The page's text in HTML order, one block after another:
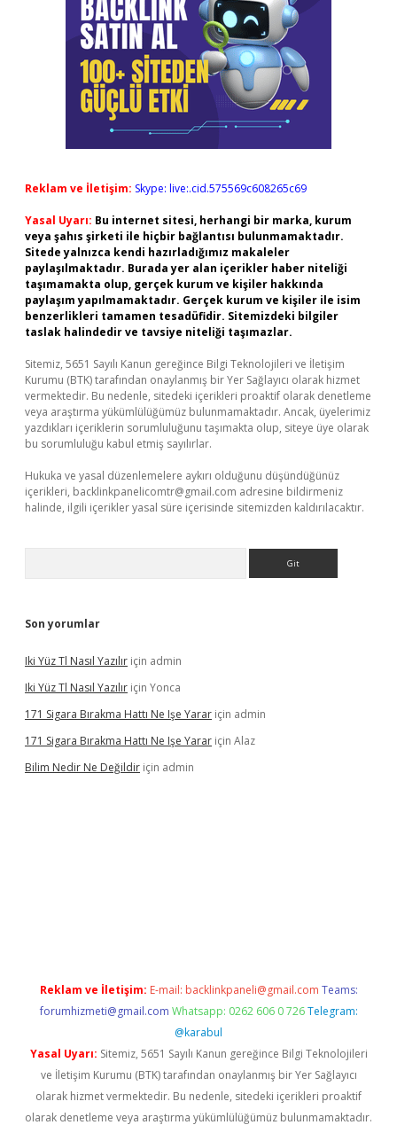
Reklam ve İletişim: Skype: live:.cid.575569c608265c69
Yasal Uyarı: Bu internet sitesi, herhangi bir marka, kurum
veya şahıs şirketi ile hiçbir bağlantısı bulunmamaktadır.
Sitede yalnızca kendi hazırladığımız makaleler
paylaşılmaktadır. Burada yer alan içerikler haber niteliği
taşımamakta olup, gerçek kurum ve kişiler hakkında
paylaşım yapılmamaktadır. Gerçek kurum ve kişiler ile isim
benzerlikleri tamamen tesadüfidir. Sitemizdeki bilgiler
taslak halindedir ve tavsiye niteliği taşımazlar.
Sitemiz, 5651 Sayılı Kanun gereğince Bilgi Teknolojileri ve İletişim
Kurumu (BTK) tarafından onaylanmış bir Yer Sağlayıcı olarak hizmet
vermektedir. Bu nedenle, sitedeki içerikleri proaktif olarak denetleme
veya araştırma yükümlülüğümüz bulunmamaktadır. Ancak, üyelerimiz
yazdıkları içeriklerin sorumluluğunu taşımakta olup, siteye üye olarak
bu sorumluluğu kabul etmiş sayılırlar.
Hukuka ve yasal düzenlemelere aykırı olduğunu düşündüğünüz
içerikleri, backlinkpanelicomtr@gmail.com adresine bildirmeniz
halinde, ilgili içerikler yasal süre içerisinde sitemizden kaldırılacaktır.
Son yorumlar
Iki Yüz Tl Nasıl Yazılır için admin
Iki Yüz Tl Nasıl Yazılır için Yonca
171 Sigara Bırakma Hattı Ne Işe Yarar için admin
171 Sigara Bırakma Hattı Ne Işe Yarar için Alaz
Bilim Nedir Ne Değildir için admin
Reklam ve İletişim: E-mail: backlinkpaneli@gmail.com Teams:
forumhizmeti@gmail.com Whatsapp: 0262 606 0 726 Telegram:
@karabul
Yasal Uyarı: Sitemiz, 5651 Sayılı Kanun gereğince Bilgi Teknolojileri
ve İletişim Kurumu (BTK) tarafından onaylanmış bir Yer Sağlayıcı
olarak hizmet vermektedir. Bu nedenle, sitedeki içerikleri proaktif
olarak denetleme veya araştırma yükümlülüğümüz bulunmamaktadır.